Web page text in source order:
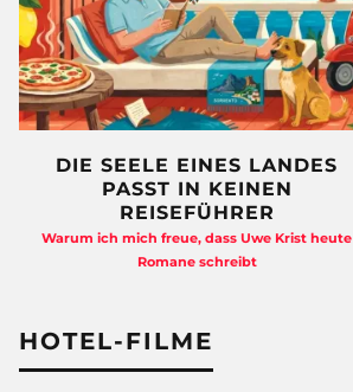
DIE SEELE EINES LANDES
PASST IN KEINEN
REISEFÜHRER
Warum ich mich freue, dass Uwe Krist heute
Romane schreibt
HOTEL-FILME